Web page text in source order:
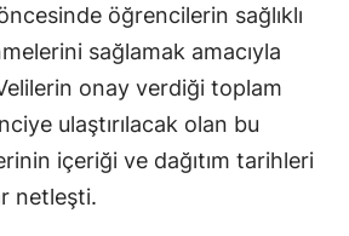
Elazığ
Erzincan
Erzurum
Eskişehir
öğrencilerin sağlıklı
sağlamak amacıyla
onay verdiği toplam
ulaştırılacak olan bu
içeriği ve dağıtım tarihleri
netleşti.